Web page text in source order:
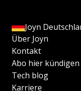
Joyn
Über Joyn
Kontakt
Abo hier kündigen
Tech blog
Karriere